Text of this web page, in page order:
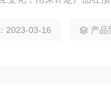
医疗制药、高等院校、
2023-03-16 产品